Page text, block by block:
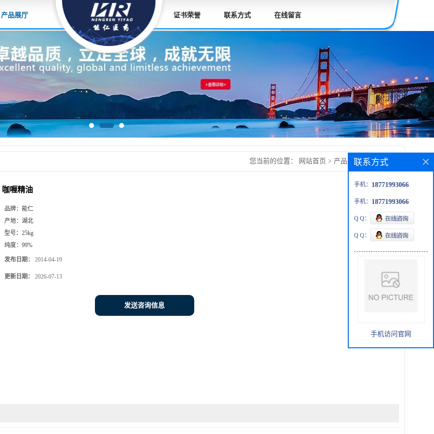
产品展厅 证书荣誉 联系方式 在线留言
您当前的位置： 网站首页 > 产品展厅>咖喱精油
咖喱精油
品牌： 能仁
产地： 湖北
型号： 25kg
纯度： 99%
发布日期： 2014-04-19
更新日期： 2026-07-13
发送咨询信息
联系方式
手机： 18771993066
手机： 18771993066
Q Q：
Q Q：
手机访问官网